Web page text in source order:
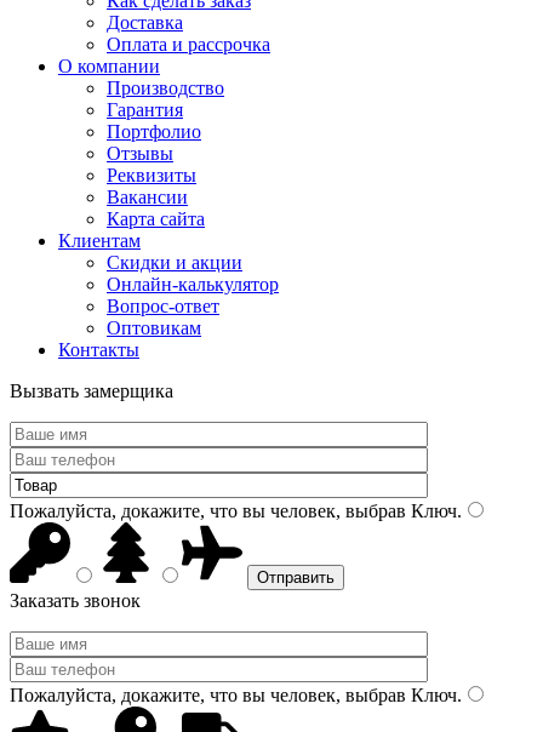
Доставка
Оплата и рассрочка
О компании
Производство
Гарантия
Портфолио
Отзывы
Реквизиты
Вакансии
Карта сайта
Клиентам
Скидки и акции
Онлайн-калькулятор
Вопрос-ответ
Оптовикам
Контакты
Вызвать замерщика
Пожалуйста, докажите, что вы человек, выбрав Ключ.
Заказать звонок
Пожалуйста, докажите, что вы человек, выбрав Ключ.